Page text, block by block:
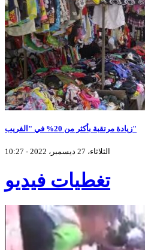
زيادة مرتقبة بأكثر من 20% في "الفريب"
الثلاثاء، 27 ديسمبر، 2022 - 10:27
تغطيات فيديو